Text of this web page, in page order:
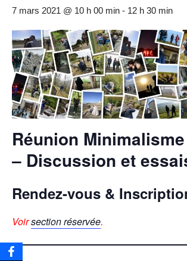
7 mars 2021 @ 10 h 00 min - 12 h 30 min
Réunion
– Discussion et
Rendez-vous &
Voirsection réservée.